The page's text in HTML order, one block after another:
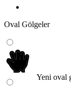
Oval Gölgeler
Yeni oval